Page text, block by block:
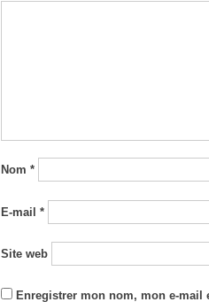
Nom *
E-mail *
Site web
Enregistrer mon nom, mon e-